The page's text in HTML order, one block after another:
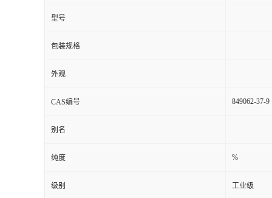
型号
包装规格
外观
CAS编号 849062-37-9
别名
纯度 %
级别 工业级